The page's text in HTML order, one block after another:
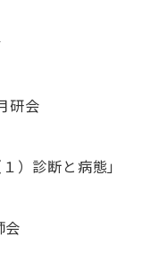
研会
診断と病態」